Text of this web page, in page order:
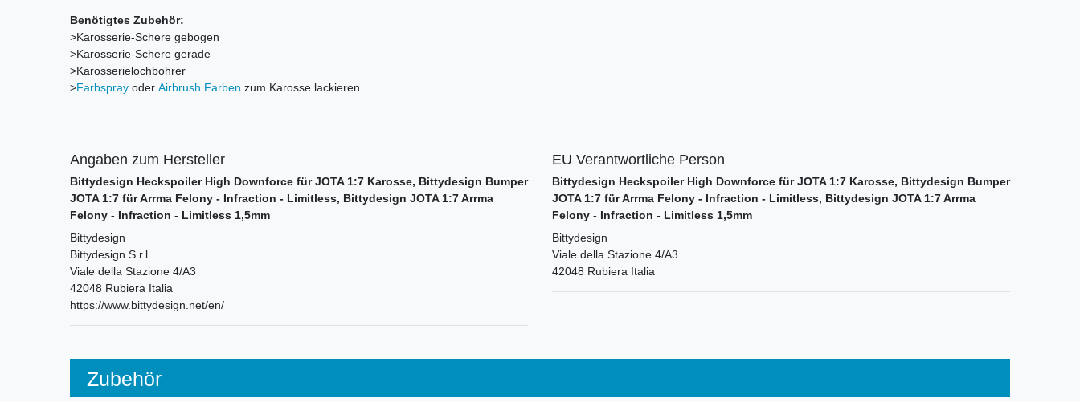
Benötigtes Zubehör:
>Karosserie-Schere gebogen
>Karosserie-Schere gerade
>Karosserielochbohrer
>Farbspray oder Airbrush Farben zum Karosse lackieren
Angaben zum Hersteller
Bittydesign Heckspoiler High Downforce für JOTA 1:7 Karosse, Bittydesign Bumper
JOTA 1:7 für Arrma Felony - Infraction - Limitless, Bittydesign JOTA 1:7 Arrma
Felony - Infraction - Limitless 1,5mm
Bittydesign
Bittydesign S.r.l.
Viale della Stazione 4/A3
42048 Rubiera Italia
https://www.bittydesign.net/en/
EU Verantwortliche Person
Bittydesign Heckspoiler High Downforce für JOTA 1:7 Karosse, Bittydesign Bumper
JOTA 1:7 für Arrma Felony - Infraction - Limitless, Bittydesign JOTA 1:7 Arrma
Felony - Infraction - Limitless 1,5mm
Bittydesign
Viale della Stazione 4/A3
42048 Rubiera Italia
Zubehör